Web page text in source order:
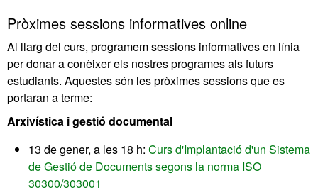
Pròximes sessions informatives online
Al llarg del curs, programem sessions informatives en línia
per donar a conèixer els nostres programes als futurs
estudiants. Aquestes són les pròximes sessions que es
portaran a terme:
Arxivística i gestió documental
13 de gener, a les 18 h: Curs d'Implantació d'un Sistema
de Gestió de Documents segons la norma ISO
30300/303001